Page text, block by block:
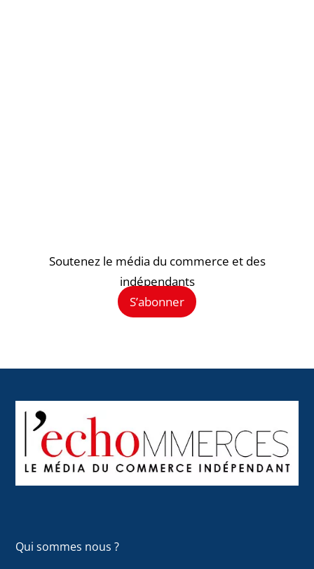
Soutenez le média du commerce et des
indépendants
S’abonner
To
Top
Qui sommes nous ?